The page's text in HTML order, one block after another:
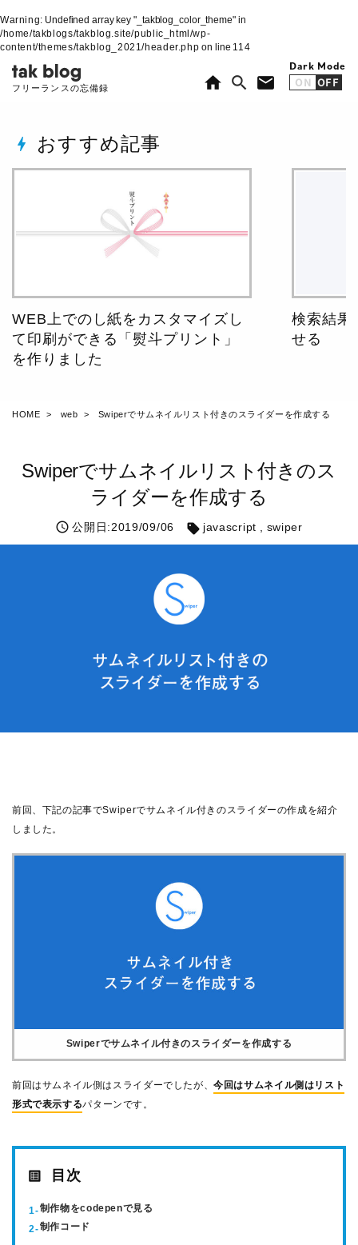
Warning: Undefined array key "_takblog_color_theme" in
/home/takblogs/takblog.site/public_html/wp-
content/themes/takblog_2021/header.php on line 114
フリーランスの忘備録 home search mail
Dark Mode
ON OFF
bolt おすすめ記事
WEB上でのし紙をカスタマイズし
て印刷ができる「熨斗プリント」
を作りました
検索結果
せる
HOME web Swiperでサムネイルリスト付きのスライダーを作成する
Swiperでサムネイルリスト付きのス
ライダーを作成する
公開日:2019/09/06 javascript swiper
前回、下記の記事でSwiperでサムネイル付きのスライダーの作成を紹介
しました。
Swiperでサムネイル付きのスライダーを作成する
前回はサムネイル側はスライダーでしたが、今回はサムネイル側はリスト
形式で表示するパターンです。
目次
制作物をcodepenで見る
制作コード